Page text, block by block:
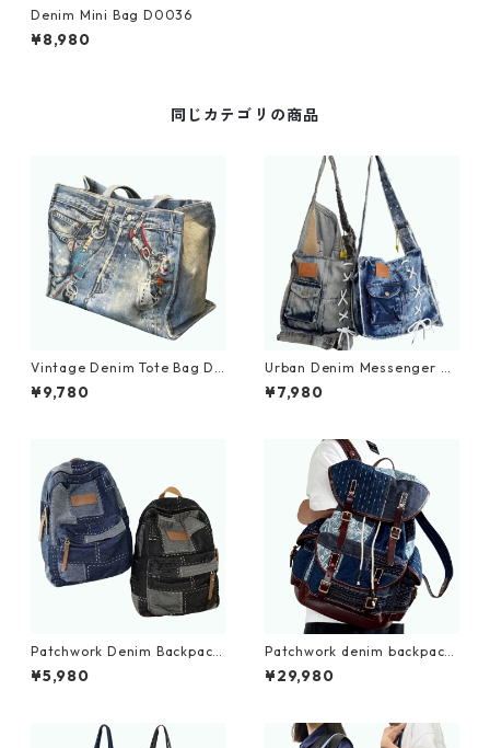
Denim Mini Bag D0036
¥8,980
同じカテゴリの商品
Vintage Denim Tote Bag D0
030
¥9,780
Urban Denim Messenger Ba
g D0029
¥7,980
Patchwork Denim Backpack
D0035
¥5,980
Patchwork denim backpack
D0109
¥29,980